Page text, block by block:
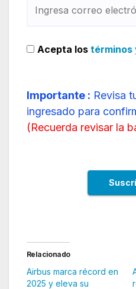
Acepta los términos
Importante : Revisa
ingresado para
(Recuerda revisar la
Relacionado
Airbus marca récord en
2025 y eleva su